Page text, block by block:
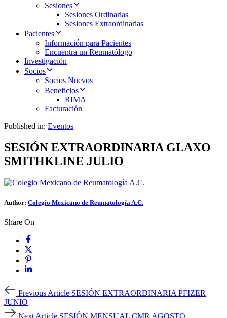
Sesiones
Sesiones Ordinarias
Sesiones Extraordinarias
Pacientes
Información para Pacientes
Encuentra un Reumatólogo
Investigación
Socios
Socios Nuevos
Beneficios
RIMA
Facturación
Published in: Eventos
SESIÓN EXTRAORDINARIA GLAXO
SMITHKLINE JULIO
Author: Colegio Mexicano de Reumatología A.C.
Share On
Previous
ArticlePrevious Article SESIÓN EXTRAORDINARIA PFIZER
JUNIO
Next